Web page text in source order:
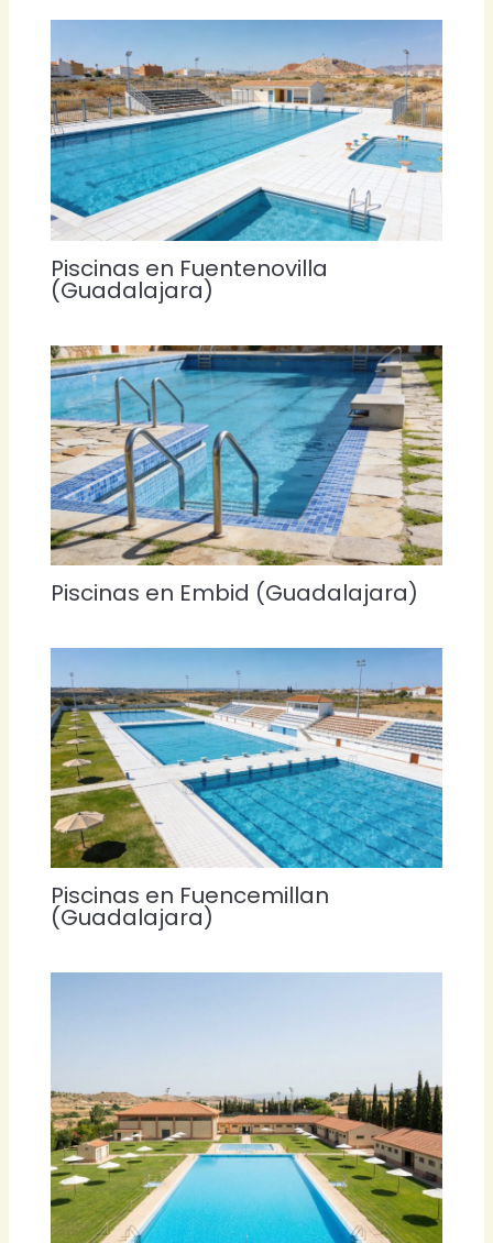
Piscinas en Fuentenovilla
(Guadalajara)
Piscinas en Embid (Guadalajara)
Piscinas en Fuencemillan
(Guadalajara)